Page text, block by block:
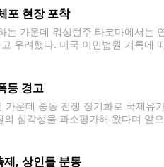
포 현장 포착
가운데 워싱턴주 타코마에서는
우려했다. 미국 이민법원 기록에
등 경고
운데 중동 전쟁 장기화로 국제유
심각성을 과소평가해 왔다며 앞
, 상인들 분통